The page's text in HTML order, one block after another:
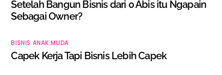
Setelah Bangun Bisnis dari 0 Abis itu Ngapain
Sebagai Owner?
BISNIS ANAK MUDA
Capek Kerja Tapi Bisnis Lebih Capek